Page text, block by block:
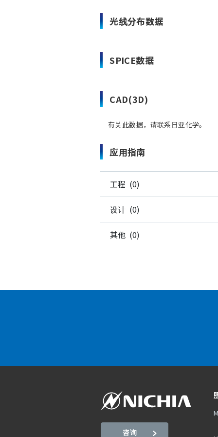
光线分布数据
SPICE数据
CAD(3D)
有关此数据，请联系日亚化学。
应用指南
工程 (0)
设计 (0)
其他 (0)
咨询